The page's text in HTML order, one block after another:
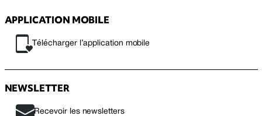
APPLICATION MOBILE
Télécharger l’application mobile
NEWSLETTER
Recevoir les newsletters